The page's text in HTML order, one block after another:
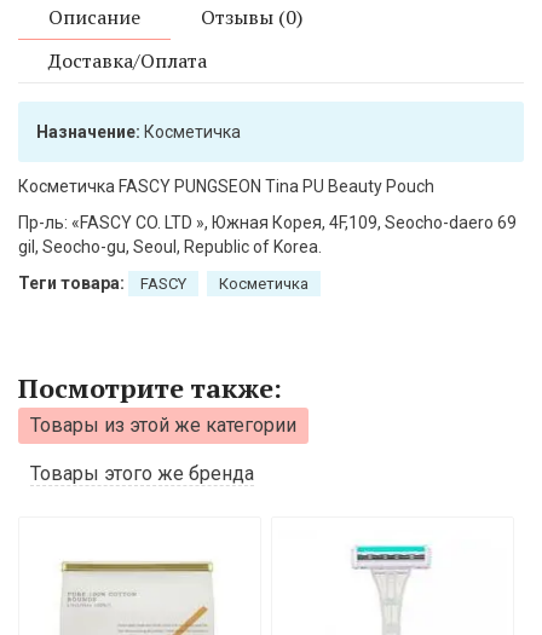
Описание
Отзывы (0)
Доставка/Оплата
Назначение: Косметичка
Косметичка FASCY PUNGSEON Tina PU Beauty Pouch
Пр-ль: «FASCY CO. LTD », Южная Корея, 4F,109, Seocho-daero 69
gil, Seocho-gu, Seoul, Republic of Korea.
Теги товара:
FASCY Косметичка
Посмотрите также:
Товары из этой же категории
Товары этого же бренда